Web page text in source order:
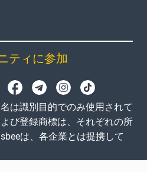
ティに参加
は識別目的でのみ使用されて
び登録商標は、それぞれの所
は、各企業とは提携して